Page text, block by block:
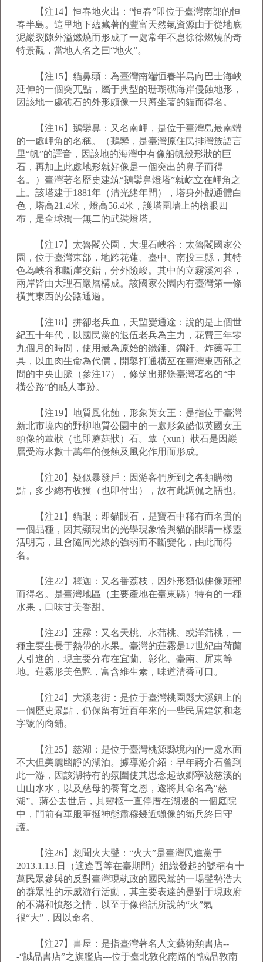
【注14】恒春地火出：“恒春”即位于臺灣南部的恒
春半島。這里地下蘊藏著的豐富天然氣資源由于從地底
泥巖裂隙外溢燃燒而形成了一處常年不息徐徐燃燒的奇
特景觀，當地人名之曰“地火”。
【注15】貓鼻頭：為臺灣南端恒春半島向巴士海峽
延伸的一個突兀點，屬于典型的珊瑚礁海岸侵蝕地形，
因該地一處礁石的外形頗像一只蹲坐著的貓而得名。
【注16】鵝鑾鼻：又名南岬，是位于臺灣島最南端
的一處岬角的名稱。（鵝鑾，是臺灣原住民排灣族語言
里“帆”的譯音，因該地的海灣中有像船帆般形狀的巨
石，再加上此處地形就好像是一個突出的鼻子而得
名。）臺灣著名歷史建筑“鵝鑾鼻燈塔”就屹立在岬角之
上。該塔建于1881年（清光緒年間），塔身外觀通體白
色，塔高21.4米，燈高56.4米，護塔圍墻上的槍眼四
布，是全球獨一無二的武裝燈塔。
【注17】太魯閣公園，大理石峽谷：太魯閣國家公
園，位于臺灣東部，地跨花蓮、臺中、南投三縣，其特
色為峽谷和斷崖交錯，分外險峻。其中的立霧溪河谷，
兩岸皆由大理石巖層構成。該國家公園內有臺灣第一條
橫貫東西的公路通過。
【注18】拼卻老兵血，天塹變通途：說的是上個世
紀五十年代，以國民黨的退伍老兵為主力，花費三年零
九個月的時間，使用最為原始的鐵錘、鋼釬、炸藥等工
具，以血肉生命為代價，開鑿打通橫亙在臺灣東西部之
間的中央山脈（參注17），修筑出那條臺灣著名的“中
橫公路”的感人事跡。
【注19】地質風化蝕，形象英女王：是指位于臺灣
新北市境內的野柳地質公園中的一處形象酷似英國女王
頭像的蕈狀（也即蘑菇狀）石。蕈（xun）狀石是因巖
層受海水數十萬年的侵蝕及風化作用而形成。
【注20】疑似暴發戶：因游客們所到之各類購物
點，多少總有收獲（也即付出），故有此調侃之語也。
【注21】貓眼：即貓眼石，是寶石中稀有而名貴的
一個品種，因其顯現出的光學現象恰與貓的眼睛一樣靈
活明亮，且會隨同光線的強弱而不斷變化，由此而得
名。
【注22】釋迦：又名番荔枝，因外形類似佛像頭部
而得名。是臺灣地區（主要產地在臺東縣）特有的一種
水果，口味甘美香甜。
【注23】蓮霧：又名天桃、水蒲桃、或洋蒲桃，一
種主要生長于熱帶的水果。臺灣的蓮霧是17世紀由荷蘭
人引進的，現主要分布在宜蘭、彰化、臺南、屏東等
地。蓮霧形美色艷，富含維生素，味道清香可口。
【注24】大溪老街：是位于臺灣桃園縣大溪鎮上的
一個歷史景點，仍保留有近百年來的一些民居建筑和老
字號的商鋪。
【注25】慈湖：是位于臺灣桃源縣境內的一處水面
不大但美麗幽靜的湖泊。據導游介紹：早年蔣介石曾到
此一游，因該湖特有的氛圍使其思念起故鄉寧波慈溪的
山山水水，以及慈母的養育之恩，遂將其命名為“慈
湖”。蔣公去世后，其靈柩一直停厝在湖邊的一個庭院
中，門前有軍服筆挺神態肅穆幾近蠟像的衛兵終日守
護。
【注26】忽聞火大聲：“火大”是臺灣民進黨于
2013.1.13.日（適逢吾等在臺期間）組織發起的號稱有十
萬民眾參與的反對臺灣現執政的國民黨的一場聲勢浩大
的群眾性的示威游行活動，其主要表達的是對于現政府
的不滿和憤怒之情，以至于像俗話所說的“火”氣
很“大”，因以命名。
【注27】書屋：是指臺灣著名人文藝術類書店--
-“誠品書店”之旗艦店---位于臺北敦化南路的“誠品敦南